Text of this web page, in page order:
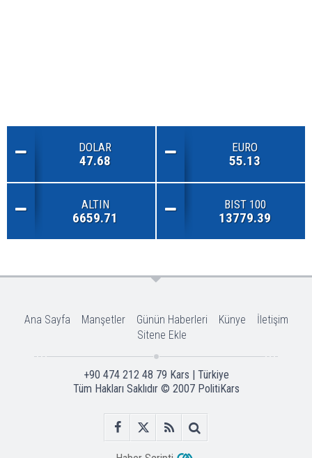
DOLAR
47.68
EURO
55.13
ALTIN
6659.71
BIST 100
13779.39
Ana Sayfa Manşetler Günün Haberleri Künye
İletişim
Sitene Ekle
+90 474 212 48 79 Kars | Türkiye
Tüm Hakları Saklıdır © 2007 PolitiKars